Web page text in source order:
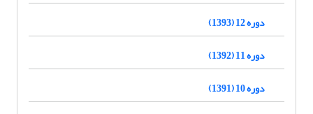
دوره 12 (1393)
دوره 11 (1392)
دوره 10 (1391)